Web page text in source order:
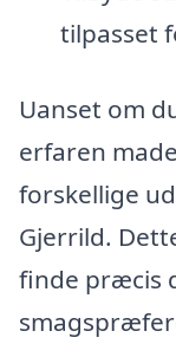
tilpasset
Uanset om
erfaren
forskellige
Gjerrild.
finde præcis